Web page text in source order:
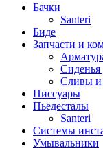
Бачки
Santeri
Биде
Запчасти и
Сиденья
Сливы и
Писсуары
Пьедесталы
Santeri
Системы
Умывальники